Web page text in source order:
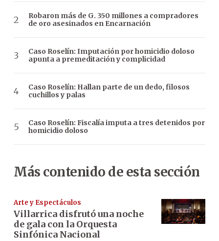
Robaron más de G. 350 millones a compradores
de oro asesinados en Encarnación
Caso Roselín: Imputación por homicidio doloso
apunta a premeditación y complicidad
Caso Roselín: Hallan parte de un dedo, filosos
cuchillos y palas
Caso Roselín: Fiscalía imputa a tres detenidos por
homicidio doloso
Más contenido de esta sección
Arte y Espectáculos
Villarrica disfrutó una noche
de gala con la Orquesta
Sinfónica Nacional